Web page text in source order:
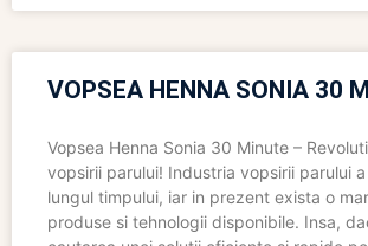
VOPSEA HENNA SONIA 30
Vopsea Henna Sonia 30 Minute –
vopsirii parului! Industria vopsirii parului
lungul timpului, iar in prezent exista o
produse si tehnologii disponibile. Insa,